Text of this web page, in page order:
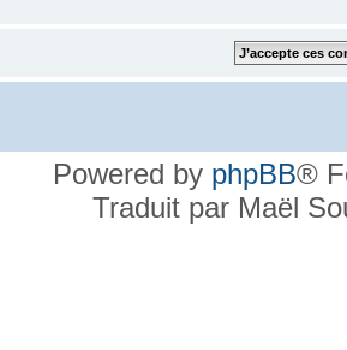
Powered by phpBB®
Traduit par Maël